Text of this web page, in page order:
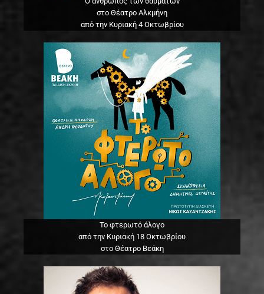
στο Θέατρο Αλκμήνη
από την Κυριακή 4 Οκτωβρίου
Το φτερωτό άλογο
από την Κυριακή 18 Οκτωβρίου
στο Θέατρο Βεάκη